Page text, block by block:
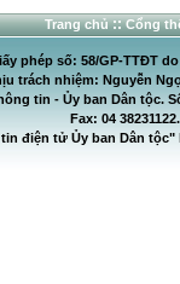
Trang chủ:: Cổng
phép số: 58/GP-TTĐT
trách nhiệm: Nguyễn
tin - Ủy ban Dân tộc.
Fax: 04
điện tử Ủy ban Dân